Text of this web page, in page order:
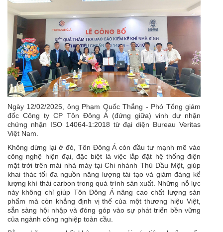
Ngày 12/02/2025, ông Phạm Quốc Thắng - Phó Tổng giám
đốc Công ty CP Tôn Đông Á (đứng giữa) vinh dự nhận
chứng nhận ISO 14064-1:2018 từ đại diện Bureau Veritas
Việt Nam.
Không dừng lại ở đó, Tôn Đông Á còn đầu tư mạnh mẽ vào
công nghệ hiện đại, đặc biệt là việc lắp đặt hệ thống điện
mặt trời trên mái nhà máy tại Chi nhánh Thủ Dầu Một, giúp
khai thác tối đa nguồn năng lượng tái tạo và giảm đáng kể
lượng khí thải carbon trong quá trình sản xuất. Những nỗ lực
này không chỉ giúp Tôn Đông Á nâng cao chất lượng sản
phẩm mà còn khẳng định vị thế của một thương hiệu Việt,
sẵn sàng hội nhập và đóng góp vào sự phát triển bền vững
của ngành công nghiệp toàn cầu.